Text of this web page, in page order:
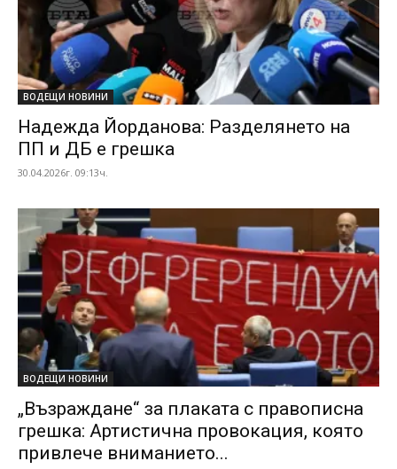
ВОДЕЩИ НОВИНИ
Надежда Йорданова: Разделянето на
ПП и ДБ е грешка
30.04.2026г. 09:13ч.
ВОДЕЩИ НОВИНИ
„Възраждане“ за плаката с правописна
грешка: Артистична провокация, която
привлече вниманието...